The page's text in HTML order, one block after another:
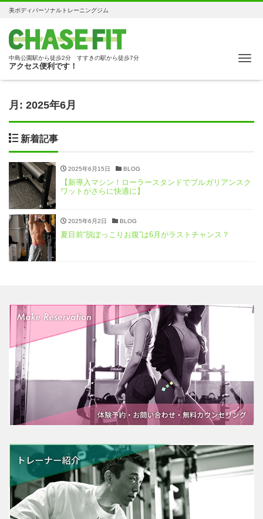
美ボディパーソナルトレーニングジム
中島公園駅から徒歩2分 すすきの駅から徒歩7分
アクセス便利です！
月: 2025年6月
新着記事
2025年6月15日 BLOG
【新導入マシン！ローラースタンドでブルガリアンスク
ワットがさらに快適に】
2025年6月2日 BLOG
夏目前“脱ぽっこりお腹”は6月がラストチャンス？